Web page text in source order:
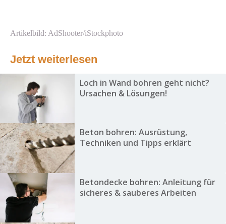
Artikelbild: AdShooter/iStockphoto
Jetzt weiterlesen
Loch in Wand bohren geht nicht?
Ursachen & Lösungen!
Beton bohren: Ausrüstung,
Techniken und Tipps erklärt
Betondecke bohren: Anleitung für
sicheres & sauberes Arbeiten